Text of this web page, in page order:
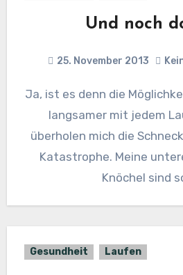
Und noch
25. November 2013
Ja, ist es denn die Möglichkeit? Das wird immer
langsamer mit jedem
überholen mich die
Katastrophe. Meine
Knöchel sind
Gesundheit Laufen